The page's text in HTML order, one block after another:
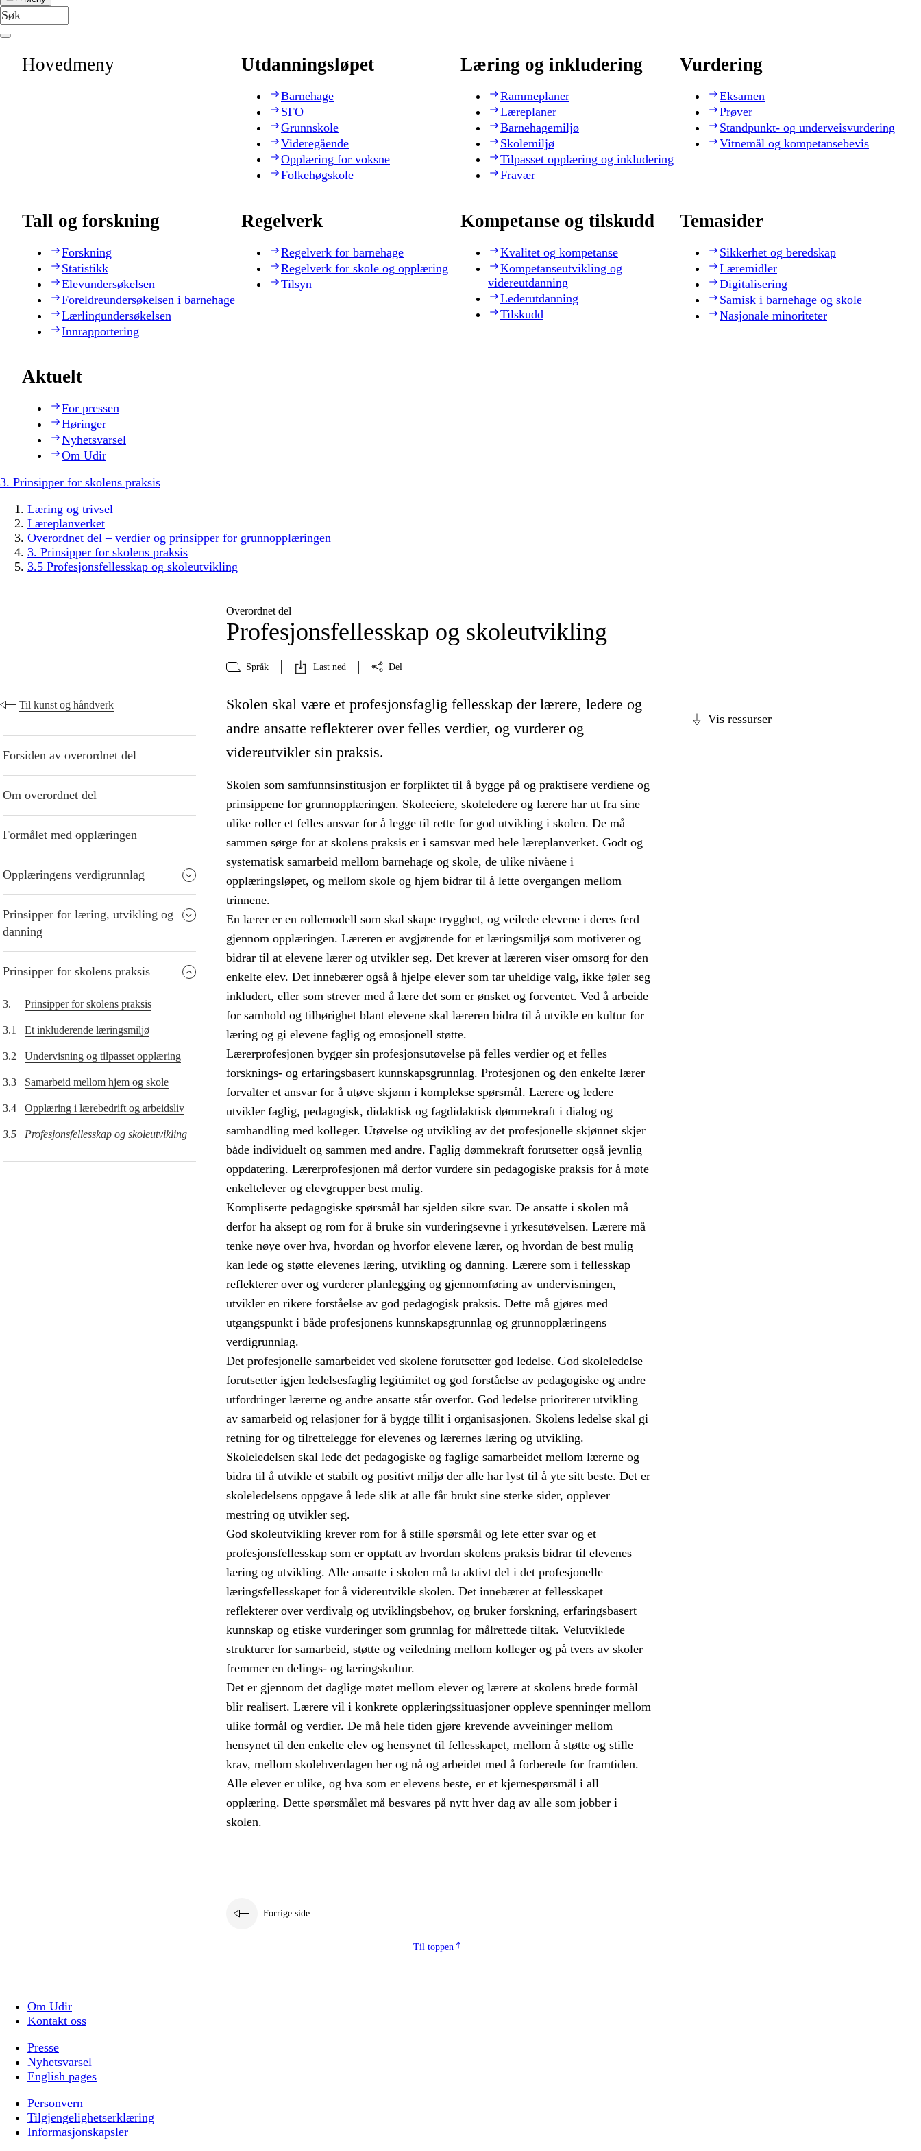
Hovedmeny Utdanningsløpet
Barnehage
SFO
Grunnskole
Videregående
Opplæring for voksne
Folkehøgskole
Læring og inkludering
Rammeplaner
Læreplaner
Barnehagemiljø
Skolemiljø
Tilpasset opplæring og inkludering
Fravær
Vurdering
Eksamen
Prøver
Standpunkt- og underveisvurdering
Vitnemål og kompetansebevis
Tall og forskning
Forskning
Statistikk
Elevundersøkelsen
Foreldreundersøkelsen i barnehage
Lærlingundersøkelsen
Innrapportering
Regelverk
Regelverk for barnehage
Regelverk for skole og opplæring
Tilsyn
Kompetanse og tilskudd
Kvalitet og kompetanse
Kompetanseutvikling og
videreutdanning
Lederutdanning
Tilskudd
Temasider
Sikkerhet og beredskap
Læremidler
Digitalisering
Samisk i barnehage og skole
Nasjonale minoriteter
Aktuelt
For pressen
Høringer
Nyhetsvarsel
Om Udir
3. Prinsipper for skolens praksis
Læring og trivsel
Læreplanverket
Overordnet del – verdier og prinsipper for grunnopplæringen
3. Prinsipper for skolens praksis
3.5 Profesjonsfellesskap og skoleutvikling
Overordnet del
Profesjonsfellesskap og skoleutvikling
Språk Last ned Del
Til kunst og håndverk
Forsiden av overordnet del
Om overordnet del
Formålet med opplæringen
Opplæringens verdigrunnlag
Prinsipper for læring, utvikling og
danning
Prinsipper for skolens praksis
3. Prinsipper for skolens praksis
3.1 Et inkluderende læringsmiljø
3.2 Undervisning og tilpasset opplæring
3.3 Samarbeid mellom hjem og skole
3.4 Opplæring i lærebedrift og arbeidsliv
3.5 Profesjonsfellesskap og skoleutvikling
Vis ressurser
Skolen skal være et profesjonsfaglig fellesskap der lærere, ledere og
andre ansatte reflekterer over felles verdier, og vurderer og
videreutvikler sin praksis.
Skolen som samfunnsinstitusjon er forpliktet til å bygge på og praktisere verdiene og
prinsippene for grunnopplæringen. Skoleeiere, skoleledere og lærere har ut fra sine
ulike roller et felles ansvar for å legge til rette for god utvikling i skolen. De må
sammen sørge for at skolens praksis er i samsvar med hele læreplanverket. Godt og
systematisk samarbeid mellom barnehage og skole, de ulike nivåene i
opplæringsløpet, og mellom skole og hjem bidrar til å lette overgangen mellom
trinnene.
En lærer er en rollemodell som skal skape trygghet, og veilede elevene i deres ferd
gjennom opplæringen. Læreren er avgjørende for et læringsmiljø som motiverer og
bidrar til at elevene lærer og utvikler seg. Det krever at læreren viser omsorg for den
enkelte elev. Det innebærer også å hjelpe elever som tar uheldige valg, ikke føler seg
inkludert, eller som strever med å lære det som er ønsket og forventet. Ved å arbeide
for samhold og tilhørighet blant elevene skal læreren bidra til å utvikle en kultur for
læring og gi elevene faglig og emosjonell støtte.
Lærerprofesjonen bygger sin profesjonsutøvelse på felles verdier og et felles
forsknings- og erfaringsbasert kunnskapsgrunnlag. Profesjonen og den enkelte lærer
forvalter et ansvar for å utøve skjønn i komplekse spørsmål. Lærere og ledere
utvikler faglig, pedagogisk, didaktisk og fagdidaktisk dømmekraft i dialog og
samhandling med kolleger. Utøvelse og utvikling av det profesjonelle skjønnet skjer
både individuelt og sammen med andre. Faglig dømmekraft forutsetter også jevnlig
oppdatering. Lærerprofesjonen må derfor vurdere sin pedagogiske praksis for å møte
enkeltelever og elevgrupper best mulig.
Kompliserte pedagogiske spørsmål har sjelden sikre svar. De ansatte i skolen må
derfor ha aksept og rom for å bruke sin vurderingsevne i yrkesutøvelsen. Lærere må
tenke nøye over hva, hvordan og hvorfor elevene lærer, og hvordan de best mulig
kan lede og støtte elevenes læring, utvikling og danning. Lærere som i fellesskap
reflekterer over og vurderer planlegging og gjennomføring av undervisningen,
utvikler en rikere forståelse av god pedagogisk praksis. Dette må gjøres med
utgangspunkt i både profesjonens kunnskapsgrunnlag og grunnopplæringens
verdigrunnlag.
Det profesjonelle samarbeidet ved skolene forutsetter god ledelse. God skoleledelse
forutsetter igjen ledelsesfaglig legitimitet og god forståelse av pedagogiske og andre
utfordringer lærerne og andre ansatte står overfor. God ledelse prioriterer utvikling
av samarbeid og relasjoner for å bygge tillit i organisasjonen. Skolens ledelse skal gi
retning for og tilrettelegge for elevenes og lærernes læring og utvikling.
Skoleledelsen skal lede det pedagogiske og faglige samarbeidet mellom lærerne og
bidra til å utvikle et stabilt og positivt miljø der alle har lyst til å yte sitt beste. Det er
skoleledelsens oppgave å lede slik at alle får brukt sine sterke sider, opplever
mestring og utvikler seg.
God skoleutvikling krever rom for å stille spørsmål og lete etter svar og et
profesjonsfellesskap som er opptatt av hvordan skolens praksis bidrar til elevenes
læring og utvikling. Alle ansatte i skolen må ta aktivt del i det profesjonelle
læringsfellesskapet for å videreutvikle skolen. Det innebærer at fellesskapet
reflekterer over verdivalg og utviklingsbehov, og bruker forskning, erfaringsbasert
kunnskap og etiske vurderinger som grunnlag for målrettede tiltak. Velutviklede
strukturer for samarbeid, støtte og veiledning mellom kolleger og på tvers av skoler
fremmer en delings- og læringskultur.
Det er gjennom det daglige møtet mellom elever og lærere at skolens brede formål
blir realisert. Lærere vil i konkrete opplæringssituasjoner oppleve spenninger mellom
ulike formål og verdier. De må hele tiden gjøre krevende avveininger mellom
hensynet til den enkelte elev og hensynet til fellesskapet, mellom å støtte og stille
krav, mellom skolehverdagen her og nå og arbeidet med å forberede for framtiden.
Alle elever er ulike, og hva som er elevens beste, er et kjernespørsmål i all
opplæring. Dette spørsmålet må besvares på nytt hver dag av alle som jobber i
skolen.
Forrige side
Til toppen
Om Udir
Kontakt oss
Presse
Nyhetsvarsel
English pages
Personvern
Tilgjengelighetserklæring
Informasjonskapsler